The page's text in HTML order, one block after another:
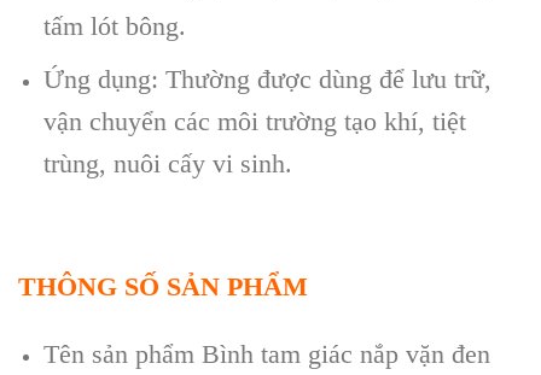
tấm lót bông.
Ứng dụng: Thường được dùng để lưu trữ,
vận chuyển các môi trường tạo khí, tiệt
trùng, nuôi cấy vi sinh.
THÔNG SỐ SẢN PHẨM
Tên sản phẩm Bình tam giác nắp vặn đen